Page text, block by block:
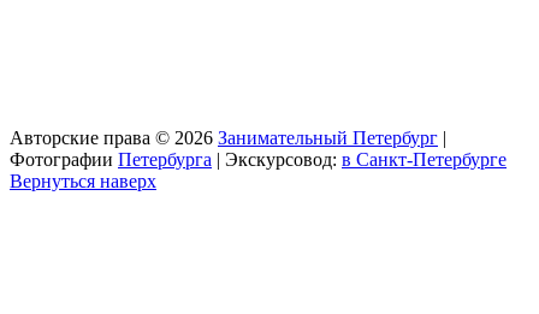
Авторские права © 2026 Занимательный Петербург |
Фотографии Петербурга | Экскурсовод: в Санкт-Петербурге
Вернуться наверх